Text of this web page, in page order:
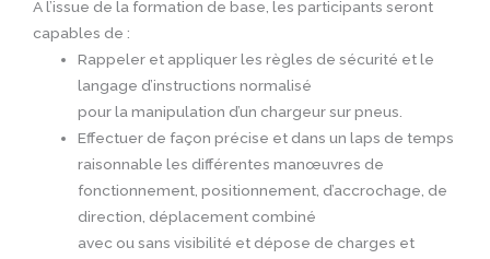
A l’issue de la formation de base, les participants seront
capables de :
Rappeler et appliquer les règles de sécurité et le
langage d’instructions normalisé
pour la manipulation d’un chargeur sur pneus.
Effectuer de façon précise et dans un laps de temps
raisonnable les différentes manœuvres de
fonctionnement, positionnement, d’accrochage, de
direction, déplacement combiné
avec ou sans visibilité et dépose de charges et